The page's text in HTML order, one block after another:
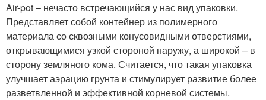
Air-pot – нечасто встречающийся у нас вид упаковки.
Представляет собой контейнер из полимерного
материала со сквозными конусовидными отверстиями,
открывающимися узкой стороной наружу, а широкой – в
сторону земляного кома. Считается, что такая упаковка
улучшает аэрацию грунта и стимулирует развитие более
разветвленной и эффективной корневой системы.